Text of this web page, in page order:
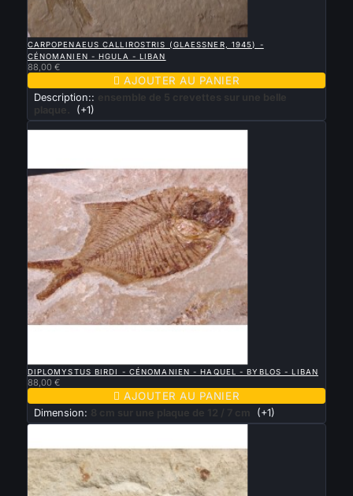
APERÇU RAPIDE
CARPOPENAEUS CALLIROSTRIS (GLAESSNER, 1945) -
CÉNOMANIEN - HGULA - LIBAN
88,00 €
 AJOUTER AU PANIER
Description:: ensemble de 5 crevettes sur une belle
plaque.
(+1)
Nouveau
DIPLOMYSTUS BIRDI - CÉNOMANIEN - HAQUEL - BYBLOS - LIBAN
88,00 €
 AJOUTER AU PANIER
Dimension: 8 cm sur une plaque de 12 / 7 cm (+1)